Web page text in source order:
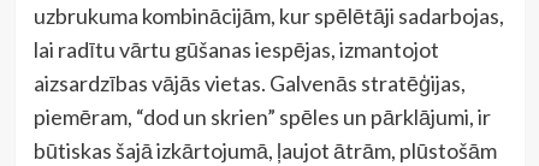
uzbrukuma kombinācijām, kur spēlētāji sadarbojas,
lai radītu vārtu gūšanas iespējas, izmantojot
aizsardzības vājās vietas. Galvenās stratēģijas,
piemēram, “dod un skrien” spēles un pārklājumi, ir
būtiskas šajā izkārtojumā, ļaujot ātrām, plūstošām